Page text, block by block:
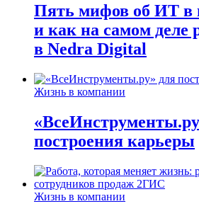
Пять мифов об ИТ в
и как на самом деле
в Nedra Digital
Жизнь в компании
построения карьеры
Жизнь в компании